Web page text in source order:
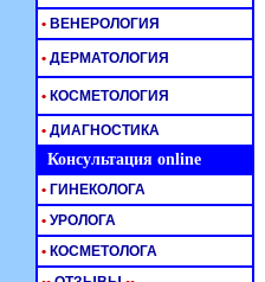
• ВЕНЕРОЛОГИЯ
• ДЕРМАТОЛОГИЯ
• КОСМЕТОЛОГИЯ
• ДИАГНОСТИКА
Консультация online
• ГИНЕКОЛОГА
• УРОЛОГА
• КОСМЕТОЛОГА